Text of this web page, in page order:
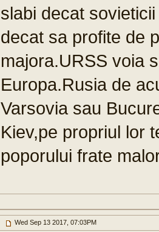
slabi decat
decat sa profite de
majora.URSS voia
Europa.Rusia de
Varsovia sau
Kiev,pe propriul lor
poporului frate
Wed Sep 13 2017, 07:03PM